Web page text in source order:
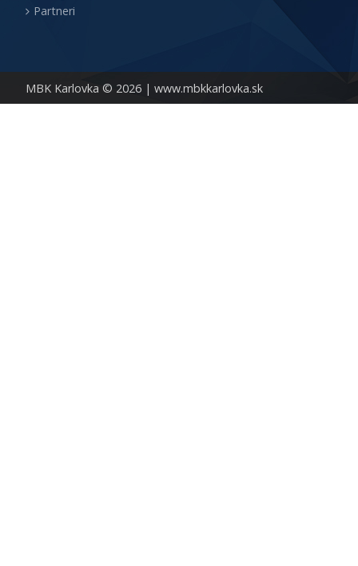
MBK Karlovka © 2026 | www.mbkkarlovka.sk
Partneri